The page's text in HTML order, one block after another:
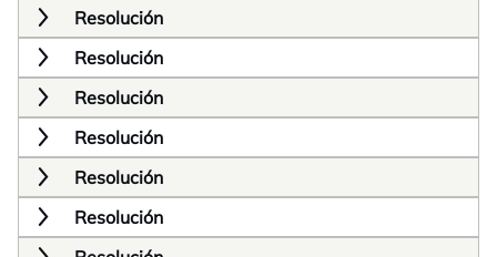
Resolución
Resolución
Resolución
Resolución
Resolución
Resolución